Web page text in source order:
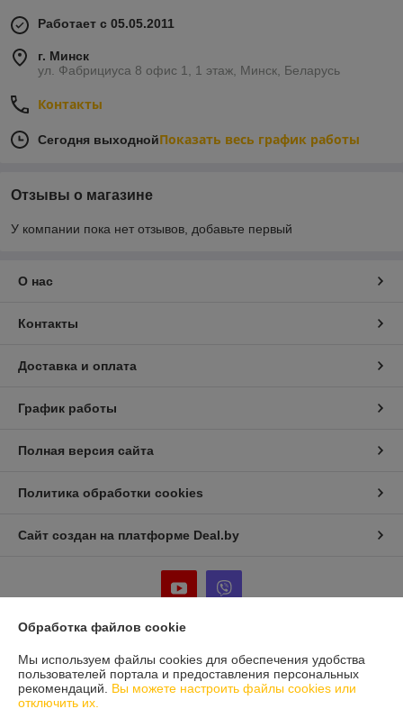
Работает с 05.05.2011
г. Минск
ул. Фабрициуса 8 офис 1, 1 этаж, Минск, Беларусь
Контакты
Сегодня выходнойПоказать весь график работы
Отзывы о магазине
У компании пока нет отзывов, добавьте первый
О нас
Контакты
Доставка и оплата
График работы
Полная версия сайта
Политика обработки cookies
Сайт создан на платформе Deal.by
Информация для покупателя
Юридическое лицо:Частное предприятие «Фабрика Плексолл»
220007, РБ, г. Минск, ул. Фабрициуса 8, офис 1
Обработка файлов cookie
Мы используем файлы cookies для обеспечения удобства
пользователей портала и предоставления персональных
рекомендаций. Вы можете настроить файлы cookies или
отключить их.